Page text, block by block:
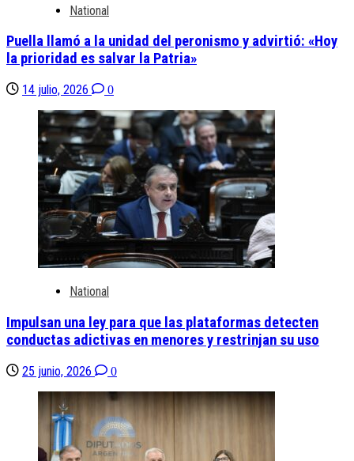
National
Puella llamó a la unidad del peronismo y advirtió: «Hoy
la prioridad es salvar la Patria»
14 julio, 2026 0
National
Impulsan una ley para que las plataformas detecten
conductas adictivas en menores y restrinjan su uso
25 junio, 2026 0